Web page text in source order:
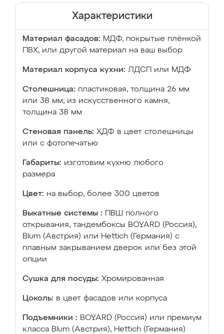
Характеристики
Материал фасадов: МДФ, покрытые плёнкой
ПВХ, или другой материал на ваш выбор
Материал корпуса кухни: ЛДСП или МДФ
Столешница: пластиковая, толщина 26 мм
или 38 мм; из искусственного камня,
толщина 38 мм
Стеновая панель: ХДФ в цвет столешницы
или с фотопечатью
Габариты: изготовим кухню любого
размера
Цвет: на выбор, более 300 цветов
Выкатные системы :
ПВШ полного
открывания, тандембоксы BOYARD (Россия),
Blum (Австрия) или Hettich (Германия) с
плавным закрыванием дверок или без этой
опции
Сушка для посуды: Хромированная
Цоколь: в цвет фасадов или корпуса
Подъемники : BOYARD (Россия) или премиум
класса Blum (Австрия), Hettich (Германия)